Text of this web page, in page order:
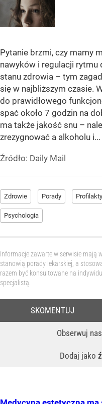
Pytanie brzmi, czy mamy
nawyków i regulacji
stanu zdrowia – tym
się w najbliższym czasie.
do prawidłowego
spać około 7 godzin na
ma także jakość snu –
zrezygnować a alkoholu
Źródło: Daily Mail
Zdrowie Porady
Psychologia
Informacje zawarte w serwisie mają
stanowią porady lekarskiej, a
razem być konsultowane na
specjalistą.
Obserwuj nas
Dodaj jako
SKOMENTUJ